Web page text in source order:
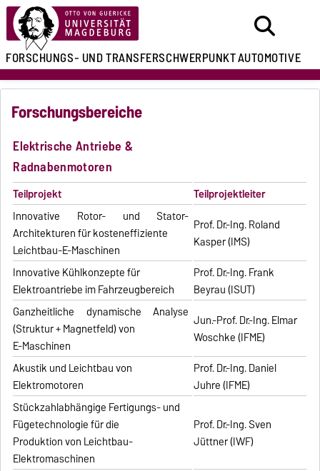
FORSCHUNGS- UNDTRANSFERSCHWERPUNKTAUTOMOTIVE
Forschungsbereiche
Elektrische Antriebe &
Radnabenmotoren
Teilprojekt
Teilprojektleiter
Innovative Rotor- und Stator-
Architekturen für kosteneffiziente
Leichtbau-E-Maschinen
Prof. Dr.-Ing. Roland
Kasper (IMS)
Innovative Kühlkonzepte für
Elektroantriebe im Fahrzeugbereich
Prof. Dr.-Ing. Frank
Beyrau (ISUT)
Ganzheitliche dynamische Analyse
(Struktur + Magnetfeld) von
E-Maschinen
Jun.-Prof. Dr.-Ing. Elmar
Woschke (IFME)
Akustik und Leichtbau von
Elektromotoren
Prof. Dr.-Ing. Daniel
Juhre (IFME)
Stückzahlabhängige Fertigungs- und
Fügetechnologie für die
Produktion von Leichtbau-
Elektromaschinen
Prof. Dr.-Ing. Sven
Jüttner (IWF)